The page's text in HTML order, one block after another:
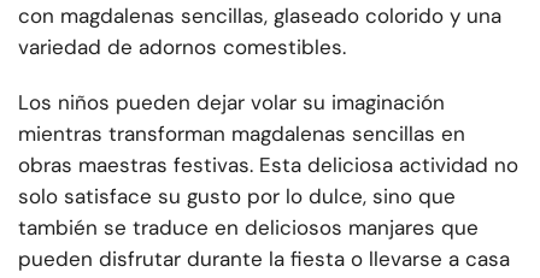
con magdalenas sencillas, glaseado colorido y una
variedad de adornos comestibles.
Los niños pueden dejar volar su imaginación
mientras transforman magdalenas sencillas en
obras maestras festivas. Esta deliciosa actividad no
solo satisface su gusto por lo dulce, sino que
también se traduce en deliciosos manjares que
pueden disfrutar durante la fiesta o llevarse a casa